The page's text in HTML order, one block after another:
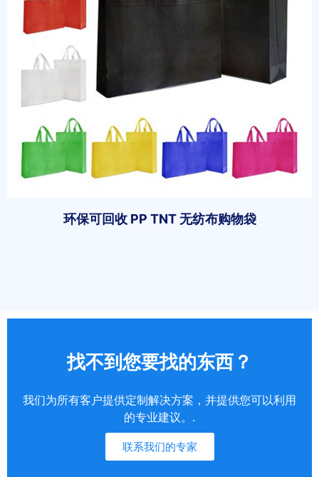
环保可回收 PP TNT 无纺布购物袋
找不到您要找的东西？
我们为所有客户提供定制解决方案，并提供您可以利用
的专业建议。.
联系我们的专家